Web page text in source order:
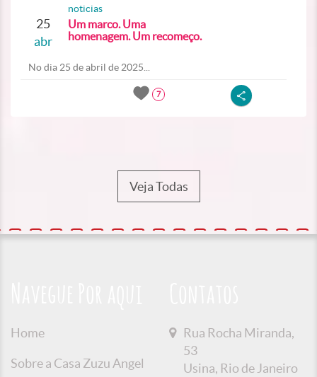
25
abr
noticias
Um marco. Uma
homenagem. Um recomeço.
No dia 25 de abril de 2025...
7
Veja Todas
Home
Sobre a Casa Zuzu Angel
Rua Rocha Miranda,
53
Usina, Rio de Janeiro